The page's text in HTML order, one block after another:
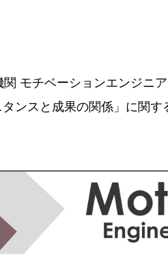
モチベーションエンジニ
ンスと成果の関係」に関